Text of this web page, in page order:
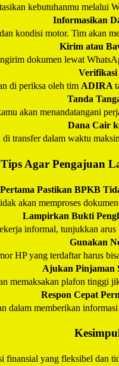
kebutuhanmu melalui
Informasikan
kondisi motor. Tim akan
Kirim atau
dokumen lewat
di periksa oleh tim ADIRA
Tanda
akan menandatangani
Dana Cair
di transfer dalam waktu
Tips Agar Pengajuan
Pertama Pastikan BPKB
akan memproses
Lampirkan Bukti
informal, tunjukkan
Gunakan
HP yang terdaftar harus
Ajukan Pinjaman
memaksakan plafon tinggi
Respon Cepat
dalam memberikan
finansial yang fleksibel dan